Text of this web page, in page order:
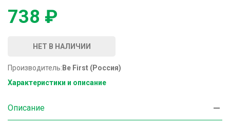
738 ₽
НЕТ В НАЛИЧИИ
Производитель: Be First (Россия)
Характеристики и описание
Описание